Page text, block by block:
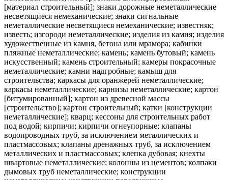
[материал строительный]; знаки дорожные неметаллические
несветящиеся немеханические; знаки сигнальные
неметаллические несветящиеся немеханические; известняк;
известь; изгороди неметаллические; изделия из камня; изделия
художественные из камня, бетона или мрамора; кабинки
пляжные неметаллические; камень; камень бутовый; камень
искусственный; камень строительный; камеры покрасочные
неметаллические; камни надгробные; камыш для
строительства; каркасы для оранжерей неметаллические;
каркасы неметаллические; карнизы неметаллические; картон
[битумированный]; картон из древесной массы
[строительство]; картон строительный; катки [конструкции
неметаллические]; кварц; кессоны для строительных работ
под водой; кирпичи; кирпичи огнеупорные; клапаны
водопроводных труб, за исключением металлических и
пластмассовых; клапаны дренажных труб, за исключением
металлических и пластмассовых; клепка дубовая; кнехты
швартовые неметаллические; колонны из цементов; колпаки
дымовых труб неметаллические; конструкции